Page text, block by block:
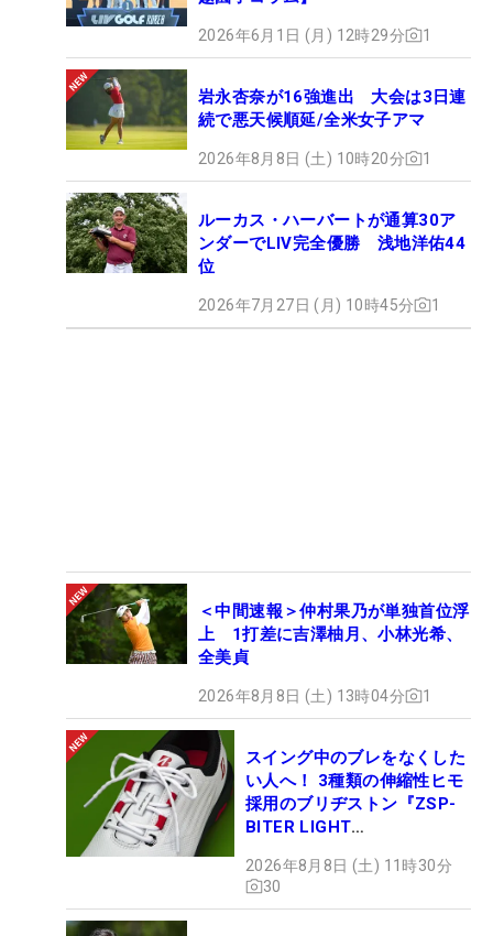
2026年6月1日 (月) 12時29分 1
岩永杏奈が16強進出 大会は3日連
続で悪天候順延/全米女子アマ
2026年8月8日 (土) 10時20分 1
ルーカス・ハーバートが通算30ア
ンダーでLIV完全優勝 浅地洋佑44
位
2026年7月27日 (月) 10時45分 1
＜中間速報＞仲村果乃が単独首位浮
上 1打差に吉澤柚月、小林光希、
全美貞
2026年8月8日 (土) 13時04分 1
スイング中のブレをなくした
い人へ！ 3種類の伸縮性ヒモ
採用のブリヂストン『ZSP-
BITER LIGHT
ュー
2026年8月8日 (土) 11時30分
30